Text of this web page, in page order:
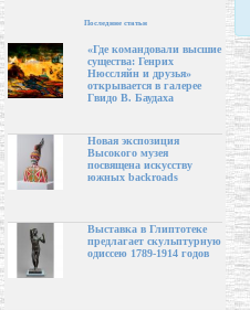
Последние статьи
«Где командовали высшие
существа: Генрих
Нюссляйн и друзья»
открывается в галерее
Гвидо В. Баудаха
Новая экспозиция
Высокого музея
посвящена искусству
южных backroads
Выставка в Глиптотеке
предлагает скульптурную
одиссею 1789-1914 годов